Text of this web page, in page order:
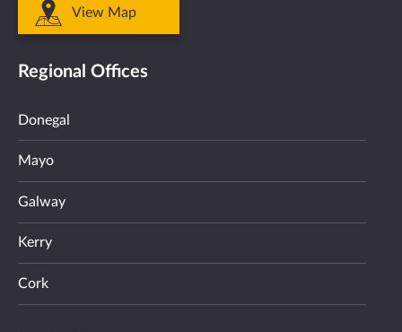
View Map
Regional Offices
Donegal
Mayo
Galway
Kerry
Cork